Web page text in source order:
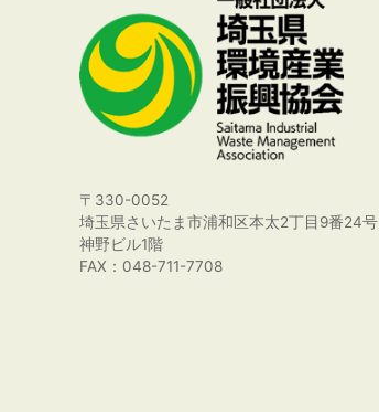
〒330-0052
埼玉県さいたま市浦和区本太2丁目9番24号
神野ビル1階
FAX：048-711-7708